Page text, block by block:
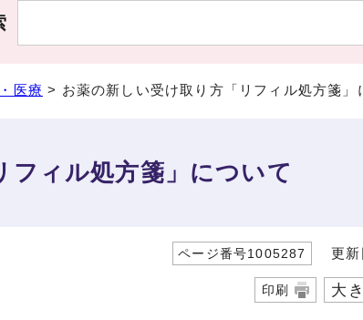
医療 > お薬の新しい受け取り方「リフィル処方箋」
フィル処方箋」について
ページ番号1005287 更新
印刷 大